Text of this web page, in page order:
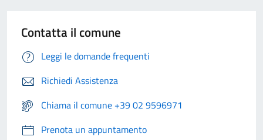
Contatta il comune
Leggi le domande frequenti
Richiedi Assistenza
Chiama il comune +39 02 9596971
Prenota un appuntamento